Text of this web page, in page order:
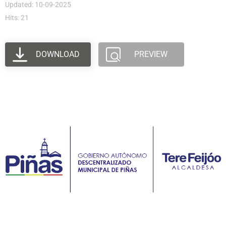
Updated: 10-09-2025
Hits: 21
DOWNLOAD PREVIEW